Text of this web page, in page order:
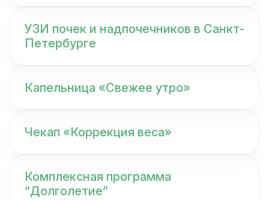
УЗИ почек и надпочечников в Санкт-
Петербурге
Капельница «Свежее утро»
Чекап «Коррекция веса»
Комплексная программа
“Долголетие”